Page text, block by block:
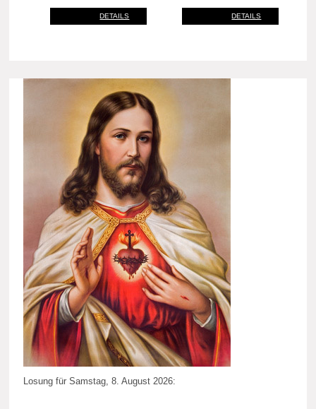
DETAILS DETAILS
Losung für Samstag, 8. August 2026: